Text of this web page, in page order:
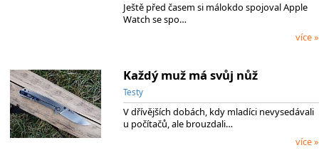
Ještě před časem si málokdo spojoval Apple
Watch se spo…
více »
Každý muž má svůj nůž
Testy
V dřívějších dobách, kdy mladíci nevysedávali
u počítačů, ale brouzdali…
více »